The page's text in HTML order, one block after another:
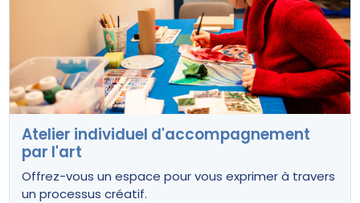
Atelier individuel d'accompagnement
par l'art
Offrez-vous un espace pour vous exprimer à travers
un processus créatif.